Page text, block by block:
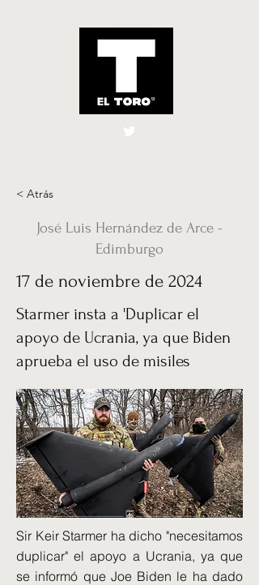
El Toro España
< Atrás
José Luis Hernández de Arce -
Edimburgo
17 de noviembre de 2024
Starmer insta a 'Duplicar el
apoyo de Ucrania, ya que Biden
aprueba el uso de misiles
Sir Keir Starmer ha dicho "necesitamos
duplicar" el apoyo a Ucrania, ya que
se informó que Joe Biden le ha dado